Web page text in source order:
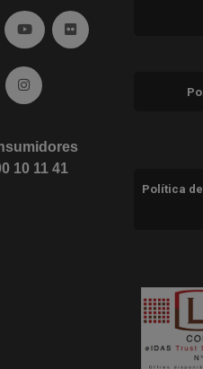
(abre en ventana nueva)
twitter (abre en ventana nueva)
Ir a YouTube (abre en
Ir a Flickr (abre en
(abre en ventana nueva)
Blog (abre en ventana nueva)
Ir a Instagram (abre en
10 11 41
Política